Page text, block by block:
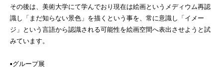
その後は、美術大学にて学んでおり現在は絵画というメディウム再認
識し「まだ知らない景色」を描くという事を、常に意識し「イメー
ジ」という言語から認識される可能性を絵画空間へ表出させようと試
みています。
▪️グループ展